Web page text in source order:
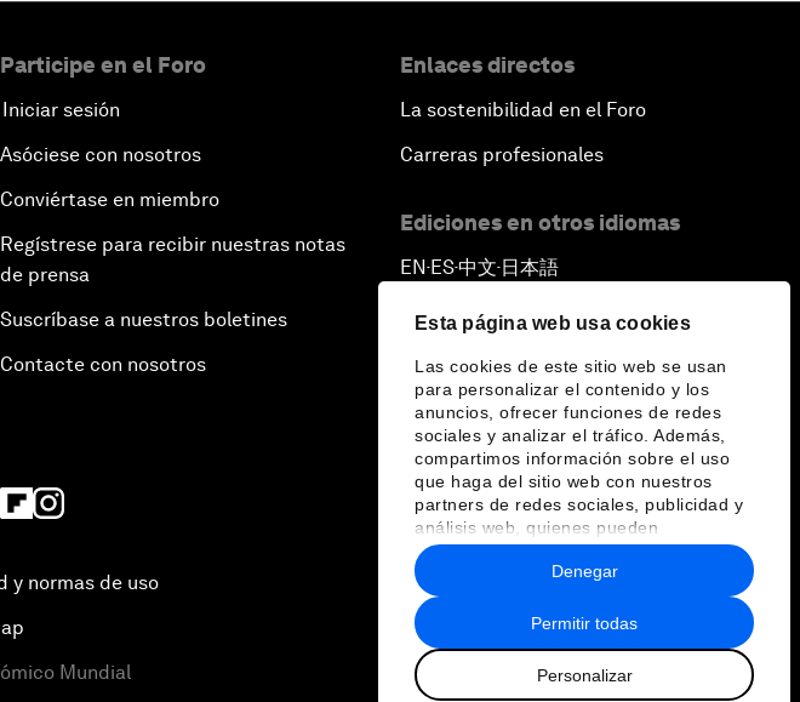
Esta página web usa cookies
Las cookies de este sitio web se usan
para personalizar el contenido y los
anuncios, ofrecer funciones de redes
sociales y analizar el tráfico. Además,
compartimos información sobre el uso
que haga del sitio web con nuestros
partners de redes sociales, publicidad y
análisis web, quienes pueden
combinarla con otra información que les
haya proporcionado o que hayan
recopilado a partir del uso que haya
hecho de sus servicios.
Permitir todas
Personalizar
Denegar
Participe en el Foro
Iniciar sesión
Asóciese con nosotros
Conviértase en miembro
Regístrese para recibir nuestras notas
de prensa
Suscríbase a nuestros boletines
Contacte con nosotros
Enlaces directos
La sostenibilidad en el Foro
Carreras profesionales
Ediciones en otros idiomas
EN ▪ ES▪中文▪ 日本語
y normas de uso
Mundial